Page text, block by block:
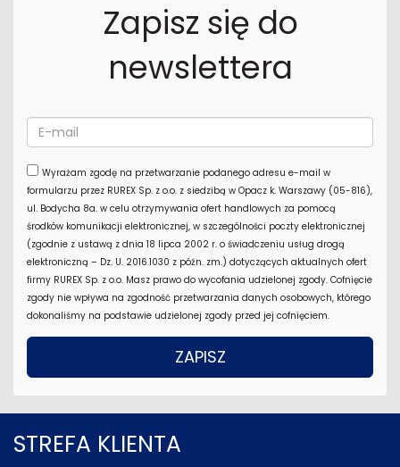
Zapisz się do
newslettera
Wyrażam zgodę na przetwarzanie podanego adresu e-mail w
formularzu przez RUREX Sp. z o.o. z siedzibą w Opacz k. Warszawy (05-816),
ul. Bodycha 8a. w celu otrzymywania ofert handlowych za pomocą
środków komunikacji elektronicznej, w szczególności poczty elektronicznej
(zgodnie z ustawą z dnia 18 lipca 2002 r. o świadczeniu usług drogą
elektroniczną – Dz. U. 2016.1030 z późn. zm.) dotyczących aktualnych ofert
firmy RUREX Sp. z o.o. Masz prawo do wycofania udzielonej zgody. Cofnięcie
zgody nie wpływa na zgodność przetwarzania danych osobowych, którego
dokonaliśmy na podstawie udzielonej zgody przed jej cofnięciem.
STREFA KLIENTA